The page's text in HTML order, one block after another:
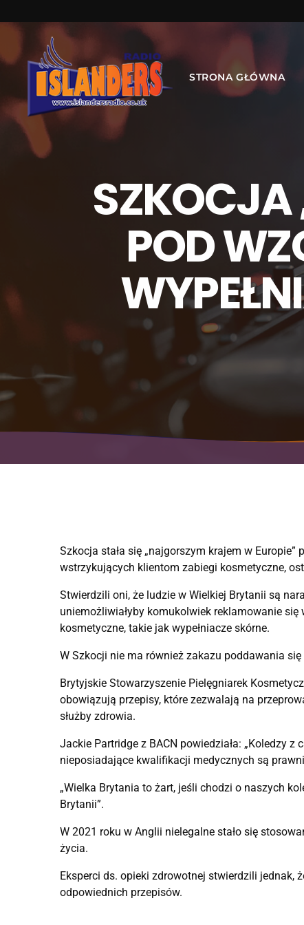
STRONA GŁÓWNA
SZKOCJA
POD
Szkocja stała się „najgorszym krajem w
wstrzykujących klientom zabiegi kosmetyczne,
Stwierdzili oni, że ludzie w Wielkiej Brytanii są
uniemożliwiałyby komukolwiek reklamowanie
kosmetyczne, takie jak wypełniacze skórne.
W Szkocji nie ma również zakazu poddawania
Brytyjskie Stowarzyszenie Pielęgniarek
obowiązują przepisy, które zezwalają na
służby zdrowia.
Jackie Partridge z BACN powiedziała: „Koledzy
nieposiadające kwalifikacji medycznych są
„Wielka Brytania to żart, jeśli chodzi o naszych
Brytanii”.
W 2021 roku w Anglii nielegalne stało się
życia.
Eksperci ds. opieki zdrowotnej stwierdzili jednak,
odpowiednich przepisów.